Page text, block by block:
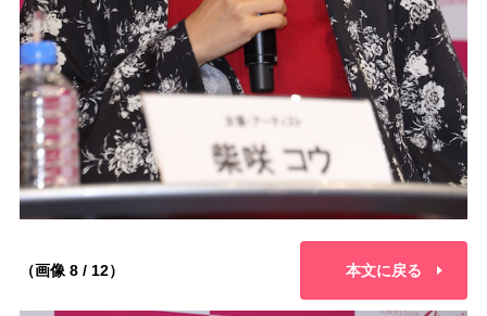
（画像 8 / 12） 本文に戻る